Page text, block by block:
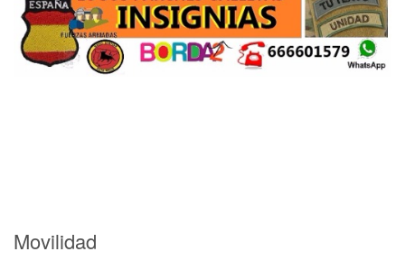
Movilidad